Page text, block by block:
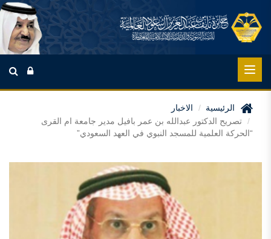
الرئيسية
الاخبار
تصريح الدكتور عبدالله بن عمر بافيل مدير جامعة ام القرى
“الحركة العلمية للمسجد النبوي في العهد السعودي”